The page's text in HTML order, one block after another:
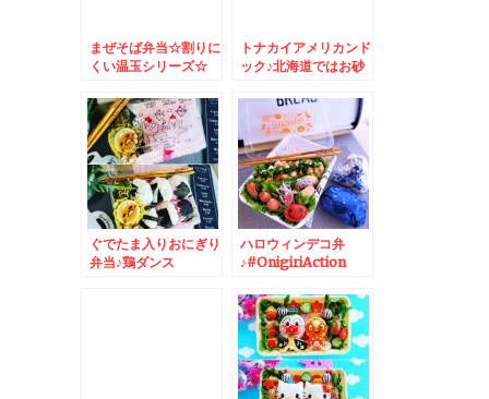
まぜそば弁当☆割りに
くい温玉シリーズ☆
トナカイアメリカンド
ック♪北海道ではお砂
ック
ぐでたま入りおにぎり
弁当♪鶏ダンス
ハロウィンデコ弁
♪#OnigiriAction